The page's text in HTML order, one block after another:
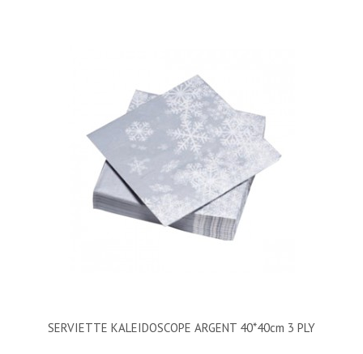
SERVIETTE KALEIDOSCOPE ARGENT 40*40cm 3 PLY